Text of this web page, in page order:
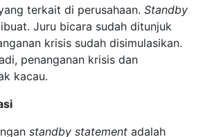
terkait di perusahaan. Standby
Juru bicara sudah ditunjuk
krisis sudah disimulasikan.
penanganan krisis dan
kacau.
standby statement adalah